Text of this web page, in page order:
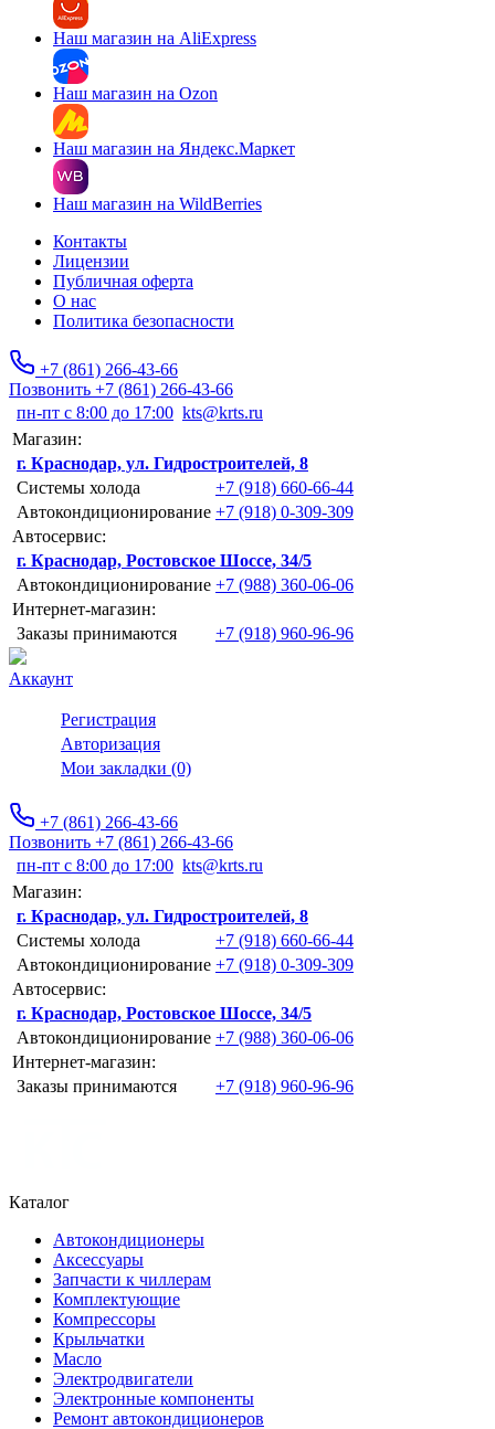
Наш магазин на AliExpress
Наш магазин на Ozon
Наш магазин на Яндекс.Маркет
Наш магазин на WildBerries
Контакты
Лицензии
Публичная оферта
О нас
Политика безопасности
+7 (861) 266-43-66
Позвонить +7 (861) 266-43-66
пн-пт с 8:00 до 17:00 kts@krts.ru
Магазин:
г. Краснодар, ул. Гидростроителей, 8
Системы холода
+7 (918) 660-66-44
Автокондиционирование +7 (918) 0-309-309
Автосервис:
г. Краснодар, Ростовское Шоссе, 34/5
Автокондиционирование +7 (988) 360-06-06
Интернет-магазин:
Заказы принимаются
+7 (918) 960-96-96
Аккаунт
Регистрация
Авторизация
Мои закладки (0)
+7 (861) 266-43-66
Позвонить +7 (861) 266-43-66
пн-пт с 8:00 до 17:00 kts@krts.ru
Магазин:
г. Краснодар, ул. Гидростроителей, 8
Системы холода
+7 (918) 660-66-44
Автокондиционирование +7 (918) 0-309-309
Автосервис:
г. Краснодар, Ростовское Шоссе, 34/5
Автокондиционирование +7 (988) 360-06-06
Интернет-магазин:
Заказы принимаются
+7 (918) 960-96-96
Каталог
Автокондиционеры
Аксессуары
Запчасти к чиллерам
Комплектующие
Компрессоры
Крыльчатки
Масло
Электродвигатели
Электронные компоненты
Ремонт автокондиционеров